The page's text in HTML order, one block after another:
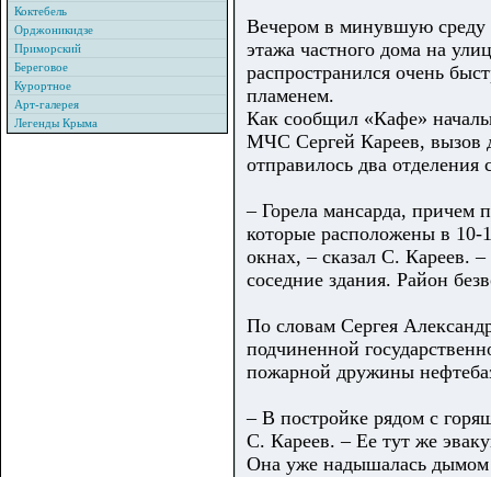
Коктебель
Орджоникидзе
Приморский
Береговое
Курортное
Арт-галерея
Легенды Крыма
Вечером в минувшую среду
этажа частного дома на
распространился очень
пламенем.
Как сообщил «Кафе»
МЧС Сергей Кареев, вызов
отправилось два
– Горела мансарда, причем
которые расположены в 10-
окнах, – сказал С. Кареев.
соседние здания. Район
По словам Сергея
подчиненной
пожарной дружины
– В постройке рядом с
С. Кареев. – Ее тут же
Она уже надышалась дымом